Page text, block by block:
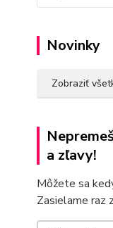
Novinky
Zobraziť
a zľavy!
Môžete sa
Zasielame raz